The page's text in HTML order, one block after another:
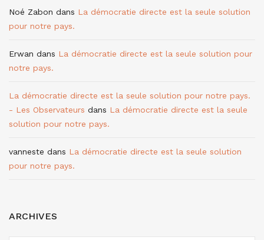
Noé Zabon dans La démocratie directe est la seule solution
pour notre pays.
Erwan dans La démocratie directe est la seule solution pour
notre pays.
La démocratie directe est la seule solution pour notre pays.
- Les Observateurs dans La démocratie directe est la seule
solution pour notre pays.
vanneste dans La démocratie directe est la seule solution
pour notre pays.
ARCHIVES